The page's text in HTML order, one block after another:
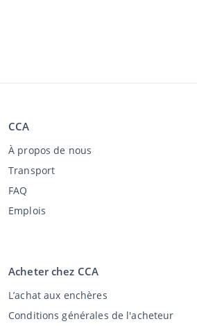
CCA
À propos de nous
Transport
FAQ
Emplois
Acheter chez CCA
L’achat aux enchères
Conditions générales de l'acheteur